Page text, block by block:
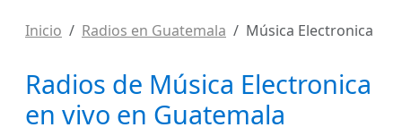
Inicio Radios en Guatemala Música Electronica
Radios de Música Electronica
en vivo en Guatemala